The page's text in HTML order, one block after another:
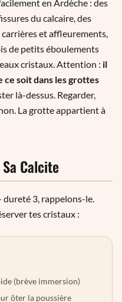
en Ardèche : des
du calcaire, des
et affleurements,
de petits éboulements
cristaux. Attention : il
soit dans les grottes
là-dessus. Regarder,
La grotte appartient à
Calcite
dureté 3, rappelons-le.
tes cristaux :
(brève immersion)
ôter la poussière